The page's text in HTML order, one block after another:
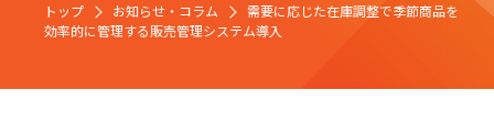
事例紹介
トップ お知らせ・コラム
需要に応じた在庫調整で季節商品を
効率的に管理する販売管理システム導入